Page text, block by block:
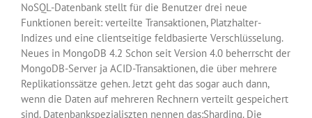
NoSQL-Datenbank stellt für die Benutzer drei neue
Funktionen bereit: verteilte Transaktionen, Platzhalter-
Indizes und eine clientseitige feldbasierte Verschlüsselung.
Neues in MongoDB 4.2 Schon seit Version 4.0 beherrscht der
MongoDB-Server ja ACID-Transaktionen, die über mehrere
Replikationssätze gehen. Jetzt geht das sogar auch dann,
wenn die Daten auf mehreren Rechnern verteilt gespeichert
sind. Datenbankspezialiszten nennen das:Sharding. Die